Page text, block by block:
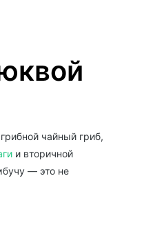
чайный гриб,
и вторичной
— это не